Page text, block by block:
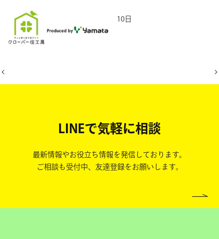
2026年1月10日
LINEで気軽に相談
最新情報やお役立ち情報を発信しております。
ご相談も受付中、友達登録をお願いします。